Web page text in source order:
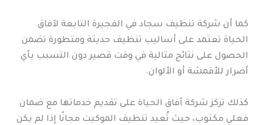
كما أن شركة تنظيف سجاد في الفجيرة التابعة لآفاق
الحياة تعتمد على أساليب تنظيف حديثة ومتطورة تضمن
الحصول على نتائج مثالية في وقت قصير دون التسبب بأي
أضرار للأقمشة أو الألوان.
كذلك تركز شركة آفاق الحياة على تقديم خدماتها مع ضمان
فعلي مكتوب، حيث تُعيد تنظيف الموكيت مجانًا إذا لم يكن